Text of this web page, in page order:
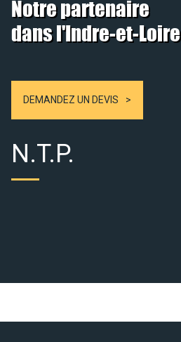
Notre partenaire
dans l'Indre-et-Loire
DEMANDEZ UN DEVIS
N.T.P.